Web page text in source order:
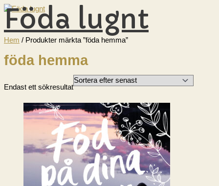
Hoppa
innehåll
Föda lugnt
HUVUDMENY
Hem / Produkter märkta ”föda hemma”
föda hemma
Endast ett sökresultat